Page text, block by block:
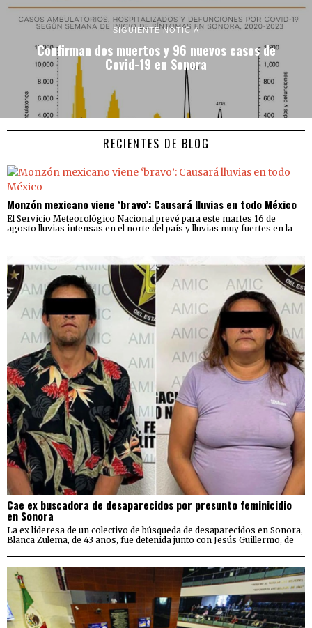
SIGUIENTE NOTICIA
Confirman dos muertos y 96 nuevos casos de
Covid-19 en Sonora
RECIENTES DE BLOG
Monzón mexicano viene ‘bravo’: Causará lluvias en todo México
El Servicio Meteorológico Nacional prevé para este martes 16 de
agosto lluvias intensas en el norte del país y lluvias muy fuertes en la
Cae ex buscadora de desaparecidos por presunto feminicidio
en Sonora
La ex lideresa de un colectivo de búsqueda de desaparecidos en Sonora,
Blanca Zulema, de 43 años, fue detenida junto con Jesús Guillermo, de